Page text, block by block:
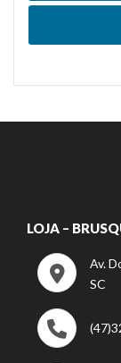
LOJA –
Av.
SC